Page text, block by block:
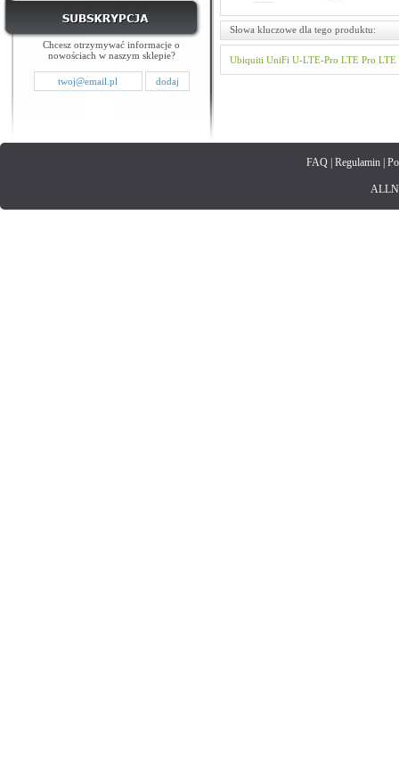
Chcesz otrzymywać informacje o
nowościach w naszym sklepie?
Słowa kluczowe dla tego produktu:
Ubiquiti UniFi U-LTE-Pro LTE Pro LTE
FAQ| Regulamin|